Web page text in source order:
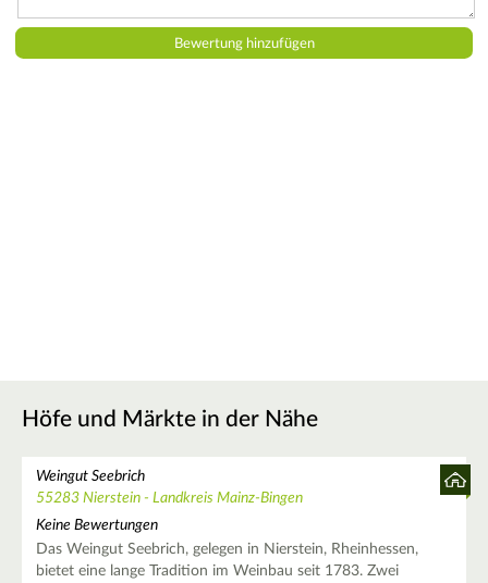
Höfe und Märkte in der Nähe
Weingut Seebrich
55283 Nierstein - Landkreis Mainz-Bingen
Keine Bewertungen
Das Weingut Seebrich, gelegen in Nierstein, Rheinhessen,
bietet eine lange Tradition im Weinbau seit 1783. Zwei